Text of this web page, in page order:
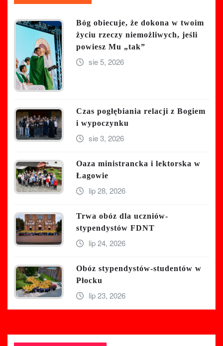
Bóg obiecuje, że dokona w twoim
życiu rzeczy niemożliwych, jeśli
powiesz Mu „tak”
sie 5, 2026
Czas pogłębiania relacji z Bogiem
i wypoczynku
sie 3, 2026
Oaza ministrancka i lektorska w
Łagowie
lip 28, 2026
Trwa obóz dla uczniów-
stypendystów FDNT
lip 24, 2026
Obóz stypendystów-studentów w
Płocku
lip 23, 2026